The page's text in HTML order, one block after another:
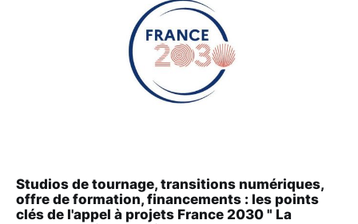
Studios de tournage, transitions numériques,
offre de formation, financements : les points
clés de l'appel à projets France 2030 " La